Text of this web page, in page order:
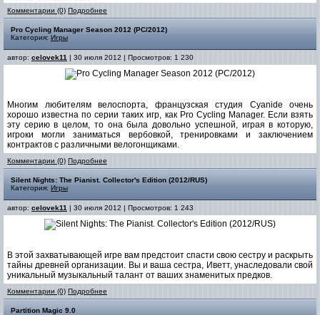
Комментарии (0) Подробнее
Pro Cycling Manager Season 2012 (PC/2012)
Категория: Игры
автор: celovek11 | 30 июля 2012 | Просмотров: 1 230
Многим любителям велоспорта, французская студия Cyanide очень
хорошо известна по серии таких игр, как Pro Cycling Manager. Если взять
эту серию в целом, то она была довольно успешной, играя в которую,
игроки могли заниматься вербовкой, тренировками и заключением
контрактов с различными велогонщиками.
Комментарии (0) Подробнее
Silent Nights: The Pianist. Collector's Edition (2012/RUS)
Категория: Игры
автор: celovek11 | 30 июля 2012 | Просмотров: 1 243
В этой захватывающей игре вам предстоит спасти свою сестру и раскрыть
тайны древней организации. Вы и ваша сестра, Иветт, унаследовали свой
уникальный музыкальный талант от ваших знаменитых предков.
Комментарии (0) Подробнее
Partition Magic 9.0